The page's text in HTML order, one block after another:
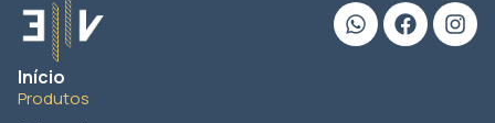
Início
Produtos